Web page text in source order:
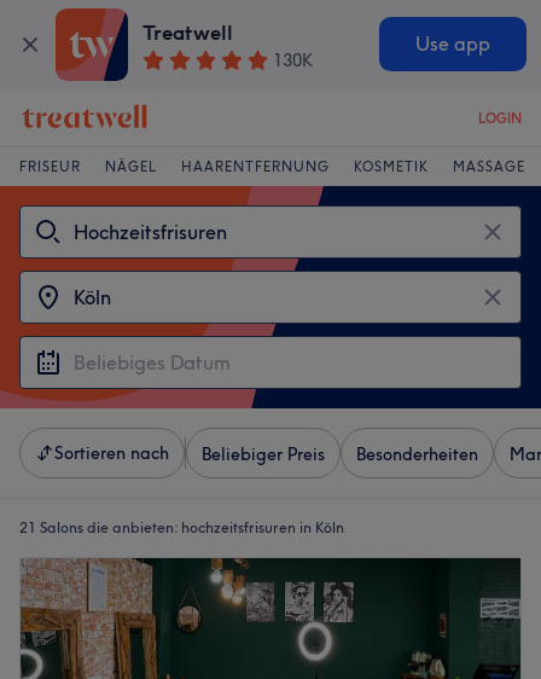
Treatwell
130K
Use app
LOGIN
FRISEUR NÄGEL HAARENTFERNUNG KOSMETIK MASSAGE
Sortieren nach Beliebiger Preis Besonderheiten
21 Salons die anbieten: hochzeitsfrisuren in Köln